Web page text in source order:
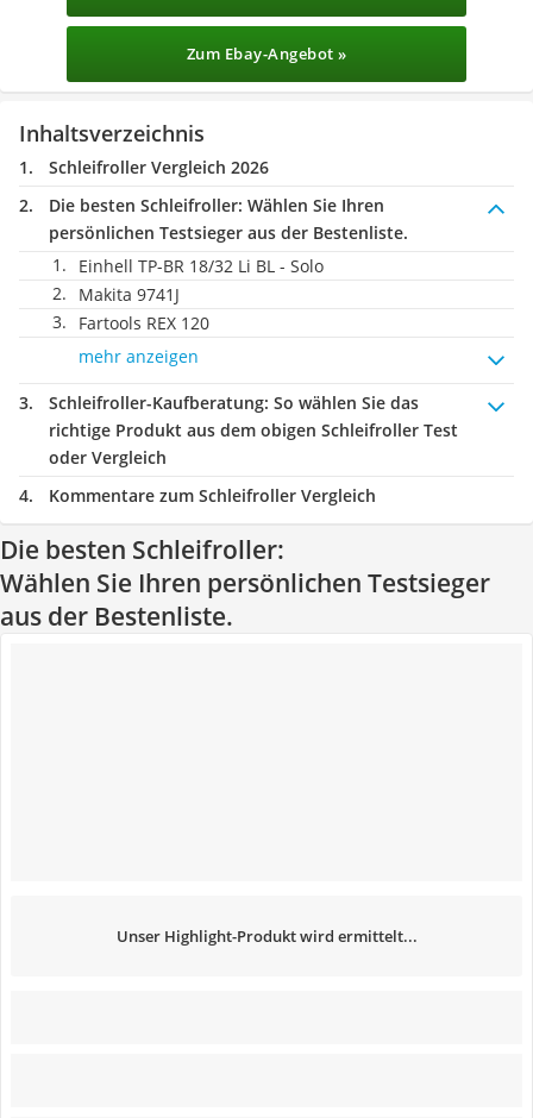
Zum Ebay-Angebot »
Inhaltsverzeichnis
Schleifroller Vergleich 2026
Die besten Schleifroller: Wählen Sie Ihren
persönlichen Testsieger aus der Bestenliste.
Einhell TP-BR 18/32 Li BL - Solo
Makita 9741J
Fartools REX 120
mehr anzeigen
Schleifroller-Kaufberatung: So wählen Sie das
richtige Produkt aus dem obigen Schleifroller Test
oder Vergleich
Kommentare zum Schleifroller Vergleich
Die besten Schleifroller:
Wählen Sie Ihren persönlichen Testsieger
aus der Bestenliste.
Unser Highlight-Produkt wird ermittelt...